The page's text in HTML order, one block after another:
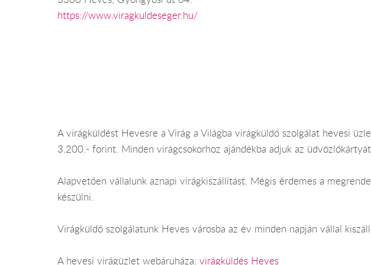
https://www.viragkuldeseger.hu/
A virágküldést Hevesre a Virág a Világba virágküldő szolgálat hevesi
3.200.- forint. Minden virágcsokorhoz ajándékba adjuk az
Alapvetően vállalunk aznapi virágkiszállítást. Mégis érdemes a
készülni.
Virágküldő szolgálatunk Heves városba az év minden napján vállal
A hevesi virágüzlet webáruháza: virágküldés Heves